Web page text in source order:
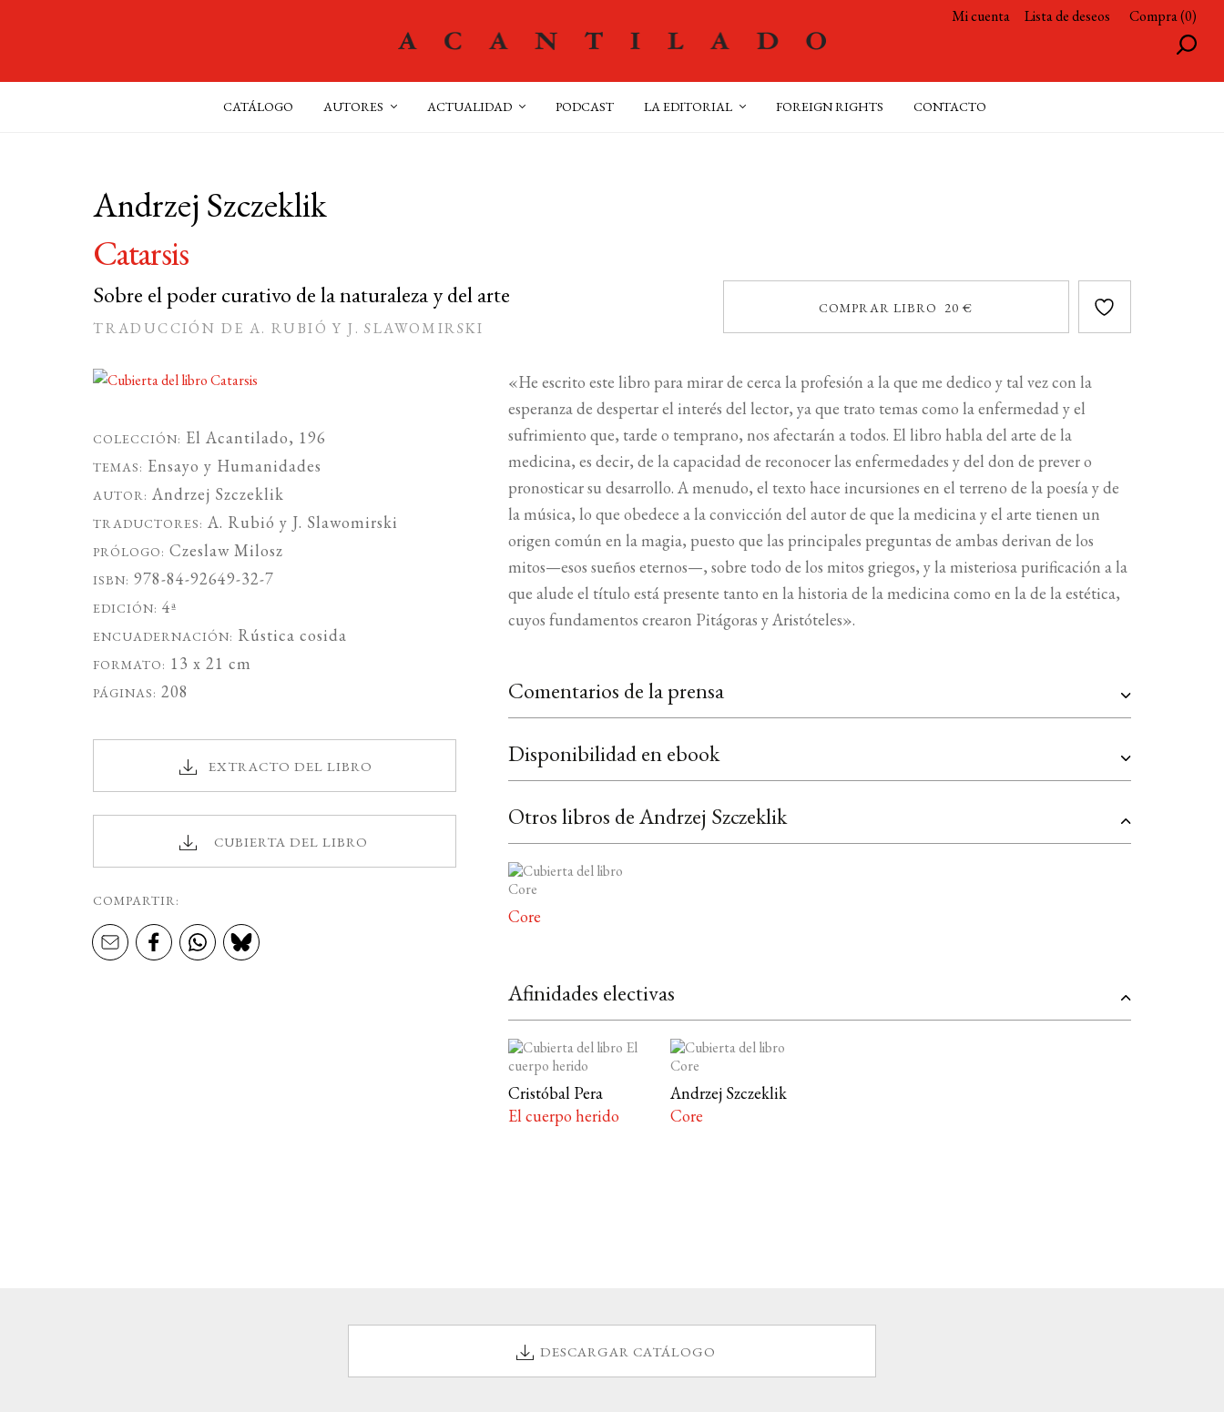
Mi cuenta Lista de deseos Compra (0)
CATÁLOGO AUTORES ACTUALIDAD PODCAST LA EDITORIAL FOREIGN RIGHTS CONTACTO
Andrzej Szczeklik
Catarsis
Sobre el poder curativo de la naturaleza y del arte
TRADUCCIÓN DE A. RUBIÓ Y J. SLAWOMIRSKI
COMPRAR LIBRO 20 €
COLECCIÓN: El Acantilado, 196
TEMAS: Ensayo y Humanidades
AUTOR: Andrzej Szczeklik
TRADUCTORES: A. Rubió y J. Slawomirski
PRÓLOGO: Czeslaw Milosz
ISBN: 978-84-92649-32-7
EDICIÓN: 4ª
ENCUADERNACIÓN: Rústica cosida
FORMATO: 13 x 21 cm
PÁGINAS: 208
EXTRACTO DEL LIBRO
CUBIERTA DEL LIBRO
COMPARTIR:
«He escrito este libro para mirar de cerca la profesión a la que me dedico y tal vez con la
esperanza de despertar el interés del lector, ya que trato temas como la enfermedad y el
sufrimiento que, tarde o temprano, nos afectarán a todos. El libro habla del arte de la
medicina, es decir, de la capacidad de reconocer las enfermedades y del don de prever o
pronosticar su desarrollo. A menudo, el texto hace incursiones en el terreno de la poesía y de
la música, lo que obedece a la convicción del autor de que la medicina y el arte tienen un
origen común en la magia, puesto que las principales preguntas de ambas derivan de los
mitos—esos sueños eternos—, sobre todo de los mitos griegos, y la misteriosa purificación a la
que alude el título está presente tanto en la historia de la medicina como en la de la estética,
cuyos fundamentos crearon Pitágoras y Aristóteles».
Comentarios de la prensa
Disponibilidad en ebook
Otros libros de Andrzej Szczeklik
Core
Afinidades electivas
Cristóbal Pera
El cuerpo herido
Andrzej Szczeklik
Core
DESCARGAR CATÁLOGO